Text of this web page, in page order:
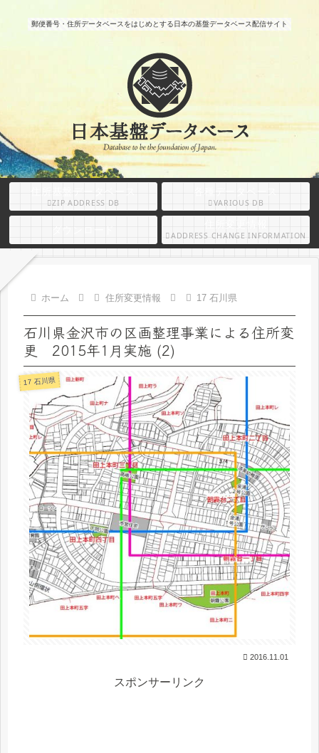
郵便番号・住所データベースをはじめとする日本の基盤データベース配信サイト
住所基盤データベース
ZIP ADDRESS DB VARIOUS DB
ADDRESS CHANGE INFORMATION
ホーム 住所変更情報 17 石川県
石川県金沢市の区画整理事業による住所変
更 2015年1月実施 (2)
17 石川県
2016.11.01
スポンサーリンク